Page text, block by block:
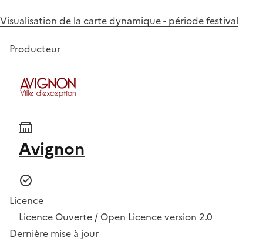
Visualisation de la carte dynamique - période festival
Producteur
Avignon
Licence
Licence Ouverte / Open Licence version 2.0
Dernière mise à jour